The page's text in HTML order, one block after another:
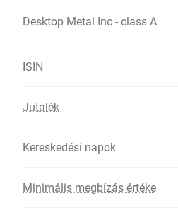
Desktop Metal Inc - class A
ISIN
Jutalék
Kereskedési napok
Minimális megbízás értéke